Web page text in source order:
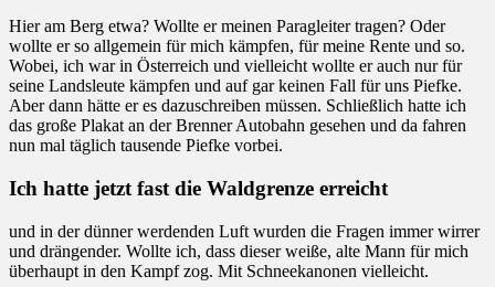
Hier am Berg etwa? Wollte er meinen Paragleiter tragen? Oder
wollte er so allgemein für mich kämpfen, für meine Rente und so.
Wobei, ich war in Österreich und vielleicht wollte er auch nur für
seine Landsleute kämpfen und auf gar keinen Fall für uns Piefke.
Aber dann hätte er es dazuschreiben müssen. Schließlich hatte ich
das große Plakat an der Brenner Autobahn gesehen und da fahren
nun mal täglich tausende Piefke vorbei.
Ich hatte jetzt fast die Waldgrenze erreicht
und in der dünner werdenden Luft wurden die Fragen immer wirrer
und drängender. Wollte ich, dass dieser weiße, alte Mann für mich
überhaupt in den Kampf zog. Mit Schneekanonen vielleicht.